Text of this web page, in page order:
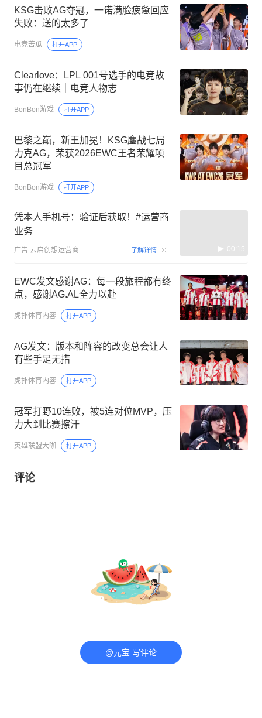
KSG击败AG夺冠，一诺满脸疲惫回应
失败：送的太多了
电竞苦瓜 打开APP
Clearlove：LPL 001号选手的电竞故
事仍在继续｜电竞人物志
BonBon游戏 打开APP
巴黎之巅，新王加冕！KSG鏖战七局
力克AG，荣获2026EWC王者荣耀项
目总冠军
BonBon游戏 打开APP
凭本人手机号：验证后获取！#运营商
业务
广告 云启创想运营商 了解详情 00:15
EWC发文感谢AG：每一段旅程都有终
点，感谢AG.AL全力以赴
虎扑体育内容 打开APP
AG发文：版本和阵容的改变总会让人
有些手足无措
虎扑体育内容 打开APP
冠军打野10连败，被5连对位MVP，压
力大到比赛擦汗
英雄联盟大咖 打开APP
评论
@元宝 写评论